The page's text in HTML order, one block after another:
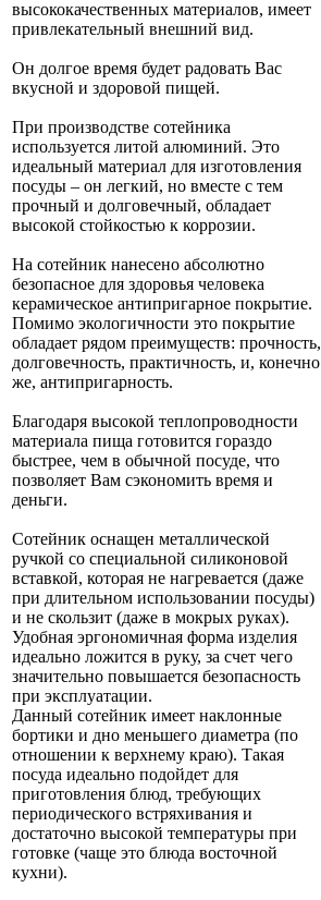
высококачественных материалов, имеет
привлекательный внешний вид.
Он долгое время будет радовать Вас
вкусной и здоровой пищей.
При производстве сотейника
используется литой алюминий. Это
идеальный материал для изготовления
посуды – он легкий, но вместе с тем
прочный и долговечный, обладает
высокой стойкостью к коррозии.
На сотейник нанесено абсолютно
безопасное для здоровья человека
керамическое антипригарное покрытие.
Помимо экологичности это покрытие
обладает рядом преимуществ: прочность,
долговечность, практичность, и, конечно
же, антипригарность.
Благодаря высокой теплопроводности
материала пища готовится гораздо
быстрее, чем в обычной посуде, что
позволяет Вам сэкономить время и
деньги.
Сотейник оснащен металлической
ручкой со специальной силиконовой
вставкой, которая не нагревается (даже
при длительном использовании посуды)
и не скользит (даже в мокрых руках).
Удобная эргономичная форма изделия
идеально ложится в руку, за счет чего
значительно повышается безопасность
при эксплуатации.
Данный сотейник имеет наклонные
бортики и дно меньшего диаметра (по
отношении к верхнему краю). Такая
посуда идеально подойдет для
приготовления блюд, требующих
периодического встряхивания и
достаточно высокой температуры при
готовке (чаще это блюда восточной
кухни).